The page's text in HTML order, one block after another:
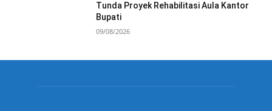
Tunda Proyek Rehabilitasi Aula Kantor
Bupati
09/08/2026